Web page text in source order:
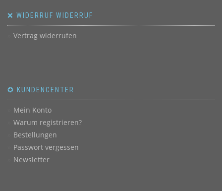
❌ WIDERRUF WIDERRUF
Vertrag widerrufen
✪ KUNDENCENTER
Mein Konto
Warum registrieren?
Bestellungen
Passwort vergessen
Newsletter